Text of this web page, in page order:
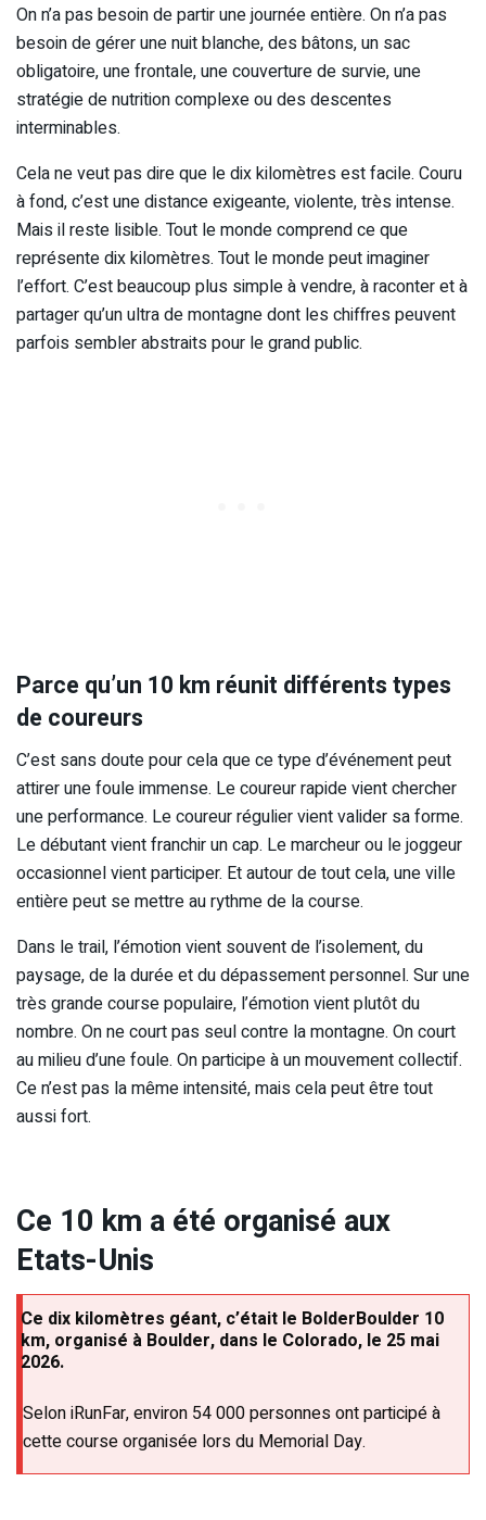
On n’a pas besoin de partir une journée entière. On n’a pas
besoin de gérer une nuit blanche, des bâtons, un sac
obligatoire, une frontale, une couverture de survie, une
stratégie de nutrition complexe ou des descentes
interminables.
Cela ne veut pas dire que le dix kilomètres est facile. Couru
à fond, c’est une distance exigeante, violente, très intense.
Mais il reste lisible. Tout le monde comprend ce que
représente dix kilomètres. Tout le monde peut imaginer
l’effort. C’est beaucoup plus simple à vendre, à raconter et à
partager qu’un ultra de montagne dont les chiffres peuvent
parfois sembler abstraits pour le grand public.
Parce qu’un 10 km réunit différents types
de coureurs
C’est sans doute pour cela que ce type d’événement peut
attirer une foule immense. Le coureur rapide vient chercher
une performance. Le coureur régulier vient valider sa forme.
Le débutant vient franchir un cap. Le marcheur ou le joggeur
occasionnel vient participer. Et autour de tout cela, une ville
entière peut se mettre au rythme de la course.
Dans le trail, l’émotion vient souvent de l’isolement, du
paysage, de la durée et du dépassement personnel. Sur une
très grande course populaire, l’émotion vient plutôt du
nombre. On ne court pas seul contre la montagne. On court
au milieu d’une foule. On participe à un mouvement collectif.
Ce n’est pas la même intensité, mais cela peut être tout
aussi fort.
Ce 10 km a été organisé aux
Etats-Unis
Ce dix kilomètres géant, c’était le BolderBoulder 10
km, organisé à Boulder, dans le Colorado, le 25 mai
2026.
Selon iRunFar, environ 54 000 personnes ont participé à
cette course organisée lors du Memorial Day.